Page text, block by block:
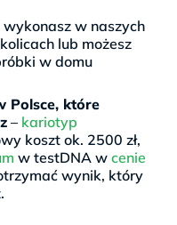
wykonasz w naszych
lub możesz
w domu
Polsce, które
– kariotyp
koszt ok. 2500 zł,
w testDNA w cenie
wynik, który